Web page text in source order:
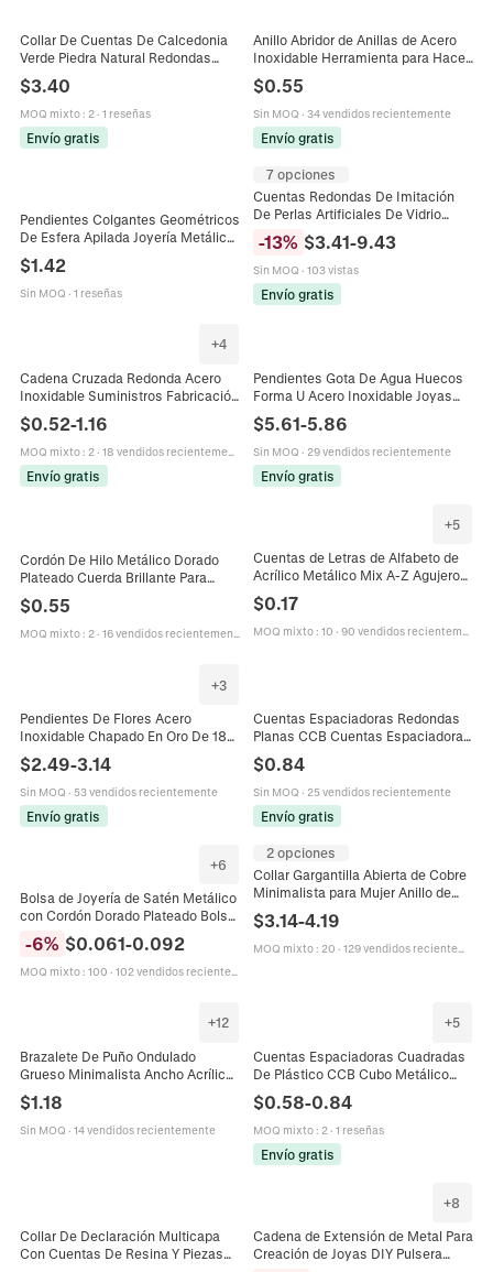
Collar De Cuentas De Calcedonia
Verde Piedra Natural Redondas
Joyería Elegante Minimalista Para
Mujer Cierre Metálico
$3.40
MOQ mixto: 2· 1 reseñas
Envío gratis
Anillo Abridor de Anillas de Acero
Inoxidable Herramienta para Hacer
Joyas DIY Geométrico Hueco Plata
Metálico Anillo Funcional
$0.55
Sin MOQ · 34 vendidos recientemente
Envío gratis
Pendientes Colgantes Geométricos
De Esfera Apilada Joyería Metálica
Exagerada Con Poste De Acero
Inoxidable Para Mujeres
$1.42
Sin MOQ · 1 reseñas
7 opciones
Cuentas Redondas De Imitación
De Perlas Artificiales De Vidrio
Café Bronce Metálico Pintado
Espaciadores Sueltos Para DIY
Joyería Pulsera Collar
-13% $3.41-9.43
Sin MOQ · 103 vistas
Envío gratis
+4
Cadena Cruzada Redonda Acero
Inoxidable Suministros Fabricación
Galvanizado Brillo Metálico
$0.52-1.16
MOQ mixto: 2· 18 vendidos recientemente
Envío gratis
Pendientes Gota De Agua Huecos
Forma U Acero Inoxidable Joyas
Metálico Pulido
$5.61-5.86
Sin MOQ · 29 vendidos recientemente
Envío gratis
Cordón De Hilo Metálico Dorado
Plateado Cuerda Brillante Para
Envolver Regalos Manualidades
Joyas Decoración De Navidad
$0.55
MOQ mixto: 2· 16 vendidos recientemente
+5
Cuentas de Letras de Alfabeto de
Acrílico Metálico Mix A-Z Agujero
Grande Cuentas Sueltas Para
Pulsera Collar Joyería DIY
$0.17
MOQ mixto: 10 · 90 vendidos recientemente
+3
Pendientes De Flores Acero
Inoxidable Chapado En Oro De 18K
Colgantes Para Mujeres
$2.49-3.14
Sin MOQ · 53 vendidos recientemente
Envío gratis
Cuentas Espaciadoras Redondas
Planas CCB Cuentas Espaciadoras
la Fabricación de Joyas DIY
Accesorios de Pulsera y Collar
$0.84
Sin MOQ · 25 vendidos recientemente
Envío gratis
+6
Bolsa de Joyería de Satén Metálico
con Cordón Dorado Plateado Bolsa
de Embalaje de Regalo para
Exhibición de Joyas
-6% $0.061-0.092
MOQ mixto: 100 · 102 vendidos recientemente
2 opciones
Collar Gargantilla Abierta de Cobre
Minimalista para Mujer Anillo de
Pulido Joyería de Moda
$3.14-4.19
MOQ mixto: 20 · 129 vendidos recientemente
+12
Brazalete De Puño Ondulado
Grueso Minimalista Ancho Acrílico
Joyería De Declaración Mujer
$1.18
Sin MOQ · 14 vendidos recientemente
+5
Cuentas Espaciadoras Cuadradas
De Plástico CCB Cubo Metálico
Pulsera Fabricación De Joyas
$0.58-0.84
MOQ mixto: 2· 1 reseñas
Envío gratis
Collar De Declaración Multicapa
Con Cuentas De Resina Y Piezas
+8
Cadena de Extensión de Metal Para
Creación de Joyas DIY Pulsera